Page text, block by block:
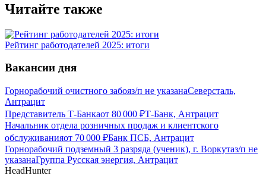
Читайте также
Рейтинг работодателей 2025: итоги
Вакансии дня
Горнорабочий очистного забояз/п не указанаСеверсталь,
Антрацит
Представитель Т-Банкаот 80 000 ₽Т-Банк, Антрацит
Начальник отдела розничных продаж и клиентского
обслуживанияот 70 000 ₽Банк ПСБ, Антрацит
Горнорабочий подземный 3 разряда (ученик), г. Воркутаз/п не
указанаГруппа Русская энергия, Антрацит
HeadHunter